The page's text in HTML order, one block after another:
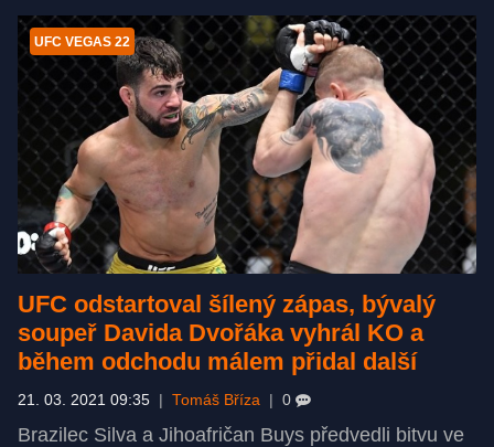
UFC VEGAS 22
UFC odstartoval šílený zápas, bývalý
soupeř Davida Dvořáka vyhrál KO a
během odchodu málem přidal další
21. 03. 2021 09:35 | Tomáš Bříza | 0
Brazilec Silva a Jihoafričan Buys předvedli bitvu ve